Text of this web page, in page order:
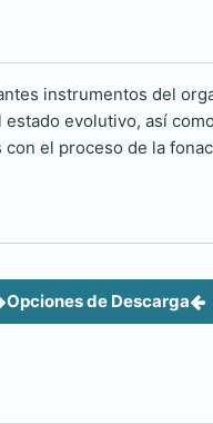
instrumentos del
evolutivo, así
el proceso de la
Opciones de Descarga